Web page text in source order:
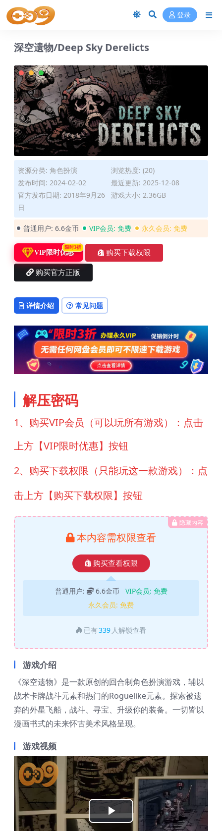
登录
深空遗物/Deep Sky Derelicts
资源分类: 角色扮演
浏览热度: (20)
发布时间: 2024-02-02
最近更新: 2025-12-08
官方发布日期: 2018年9月26
日
游戏大小: 2.36GB
普通用户: 6.6金币 VIP会员: 免费 永久会员: 免费
VIP限时优惠
限时3折
购买下载权限
购买官方正版
详情介绍 常见问题
解压密码
1、购买VIP会员（可以玩所有游戏）：点击
上方【VIP限时优惠】按钮
2、购买下载权限（只能玩这一款游戏）：点
击上方【购买下载权限】按钮
隐藏内容
本内容需权限查看
购买查看权限
普通用户: 6.6金币 VIP会员: 免费
永久会员: 免费
已有339 人解锁查看
游戏介绍
《深空遗物》是一款原创的回合制角色扮演游戏，辅以
战术卡牌战斗元素和热门的Roguelike元素。探索被遗
弃的外星飞船，战斗、寻宝、升级你的装备。一切皆以
漫画书式的未来怀古美术风格呈现。
游戏视频
Play